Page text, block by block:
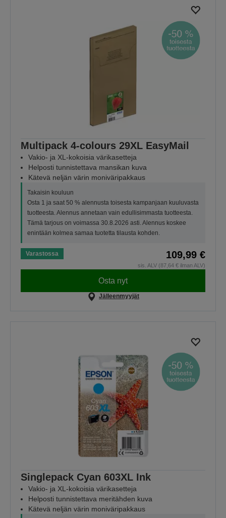
Multipack 4-colours 29XL EasyMail
Vakio- ja XL-kokoisia värikasetteja
Helposti tunnistettava mansikan kuva
Kätevä neljän värin moniväripakkaus
Takaisin kouluun
Osta 1 ja saat 50 % alennusta toisesta kampanjaan kuuluvasta
tuotteesta. Alennus annetaan vain edullisimmasta tuotteesta.
Tämä tarjous on voimassa 30.8.2026 asti. Alennus koskee
enintään kolmea samaa tuotetta tilausta kohden.
Varastossa 109,99 €
sis. ALV (87,64 € ilman ALV)
Osta nyt
Jälleenmyyjät
Singlepack Cyan 603XL Ink
Vakio- ja XL-kokoisia värikasetteja
Helposti tunnistettava meritähden kuva
Kätevä neljän värin moniväripakkaus